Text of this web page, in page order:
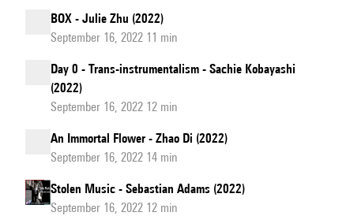
BOX - Julie Zhu (2022)
September 16, 2022 11 min
Day 0 - Trans-instrumentalism - Sachie Kobayashi
(2022)
September 16, 2022 12 min
An Immortal Flower - Zhao Di (2022)
September 16, 2022 14 min
Stolen Music - Sebastian Adams (2022)
September 16, 2022 12 min